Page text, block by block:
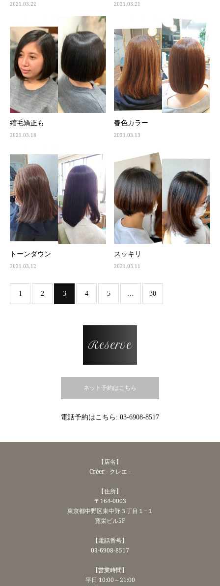
2021.03.22 2021.03.21
縮毛矯正も
2021.03.18
春色カラー
2021.03.13
トーンダウン
2021.03.12
スッキリ
2021.03.11
1 2 3 4 5 … 30
Reserve
ネット予約はこちら
電話予約はこちら: 03-6908-8517
【店名】
Créer - クレエ -
【住所】
〒164-0003
東京都中野区東中野３丁目１−１
寛栄ビル5F
【電話番号】
03-6908-8517
【営業時間】
平日 10:00～21:00